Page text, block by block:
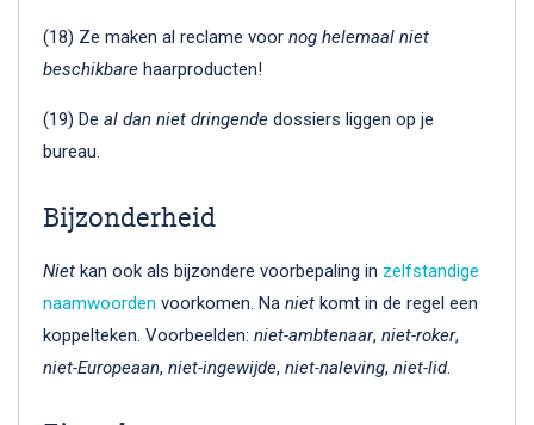
(18) Ze maken al reclame voor nog helemaal niet
beschikbare haarproducten!
(19) De al dan niet dringende dossiers liggen op je
bureau.
Bijzonderheid
Niet kan ook als bijzondere voorbepaling in zelfstandige
naamwoorden voorkomen. Na niet komt in de regel een
koppelteken. Voorbeelden: niet-ambtenaar, niet-roker,
niet-Europeaan, niet-ingewijde, niet-naleving, niet-lid.